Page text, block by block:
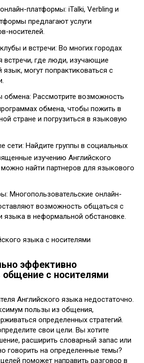
платформы: iTalki, Verbling и
предлагают услуги
носителей.
и встречи: Во многих городах
встречи, где люди, изучающие
язык, могут попрактиковаться с
обмена: Рассмотрите возможность
обмена, чтобы пожить в
стране и погрузиться в языковую
сети: Найдите группы в социальных
изучению Английского
найти партнеров для языкового
Многопользовательские онлайн-
возможность общаться с
языка в неформальной обстановке.
эффективно
общение с носителями
Английского языка недостаточно.
пользы из общения,
определенных стратегий.
свои цели. Вы хотите
расширить словарный запас или
говорить на определенные темы?
поможет направить разговор в